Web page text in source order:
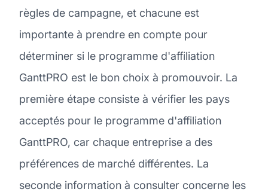
règles de campagne, et chacune est
importante à prendre en compte pour
déterminer si le programme d'affiliation
GanttPRO est le bon choix à promouvoir. La
première étape consiste à vérifier les pays
acceptés pour le programme d'affiliation
GanttPRO, car chaque entreprise a des
préférences de marché différentes. La
seconde information à consulter concerne les